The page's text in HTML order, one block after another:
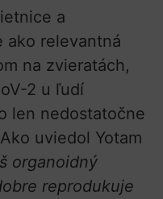
a
ako relevantná
na zvieratách,
2 u ľudí
len nedostatočne
uviedol Yotam
organoidný
reprodukuje